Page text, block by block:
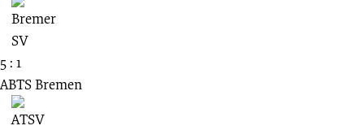
5 : 1
ABTS Bremen